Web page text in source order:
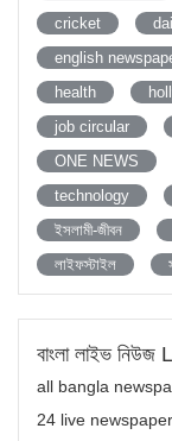
cricket
english
health
job circular
ONE NEWS
technology
ইসলামী-জীবন
লাইফস্টাইল
বাংলা লাইভ
all bangla
24 live newspaper